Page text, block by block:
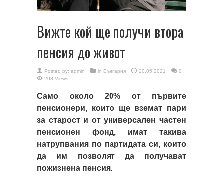
Вижте кой ще получи втора
пенсия до живот
Posted by: admin in България 20.05.2021
0
208 Views
Само около 20% от първите
пенсионери, които ще вземат пари
за старост и от универсален частен
пенсионен фонд, имат такива
натрупвания по партидата си, които
да им позволят да получават
пожизнена пенсия.